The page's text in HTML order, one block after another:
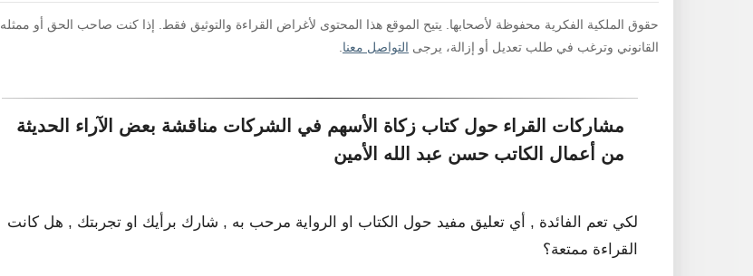
حقوق الملكية الفكرية محفوظة لأصحابها. يتيح الموقع هذا المحتوى لأغراض القراءة والتوثيق فقط. إذا كنت صاحب الحق أو ممثله
القانوني وترغب في طلب تعديل أو إزالة، يرجى التواصل معنا
مشاركات القراء حول كتاب زكاة الأسهم في الشركات مناقشة بعض الآراء الحديثة
من أعمال الكاتب حسن عبد الله الأمين
لكي تعم الفائدة , أي تعليق مفيد حول الكتاب او الرواية مرحب به , شارك برأيك او تجربتك , هل كانت
القراءة ممتعة؟